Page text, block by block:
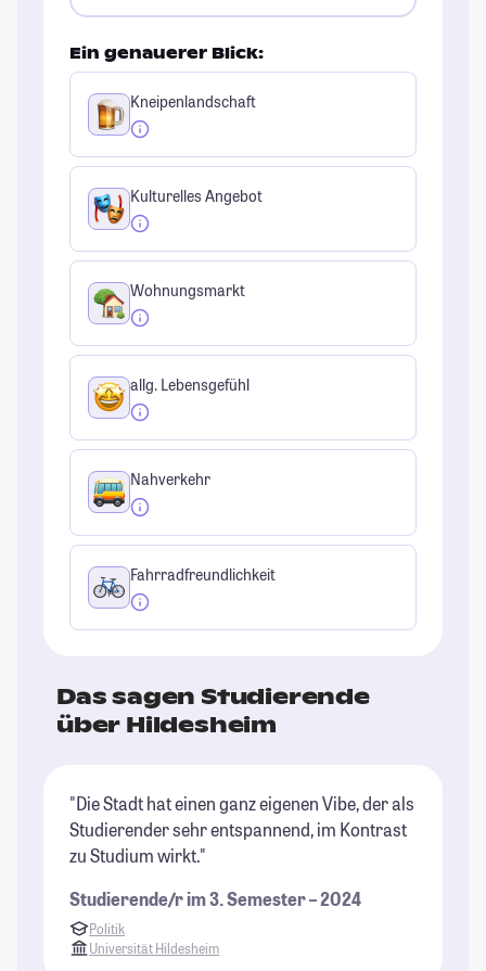
Ein genauerer Blick:
Kneipenlandschaft
Kulturelles Angebot
Wohnungsmarkt
allg. Lebensgefühl
Nahverkehr
Fahrradfreundlichkeit
Das sagen Studierende
über Hildesheim
"Die Stadt hat einen ganz eigenen Vibe, der als
Studierender sehr entspannend, im Kontrast
zu Studium wirkt."
Studierende/r im 3. Semester – 2024
Politik
Universität Hildesheim